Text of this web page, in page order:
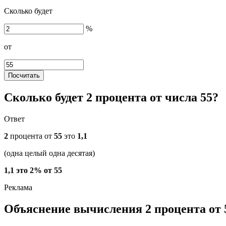
Сколько будет
%
от
Посчитать
Сколько будет 2 процента от числа 55?
Ответ
2 процента от 55 это 1,1
(одна целый одна десятая)
1,1 это 2% от 55
Объяснение вычисления 2 процента от